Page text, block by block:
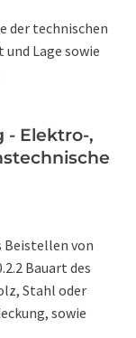
der technischen
Lage sowie
- Elektro-,
Beistellen von
Bauart des
Stahl oder
sowie